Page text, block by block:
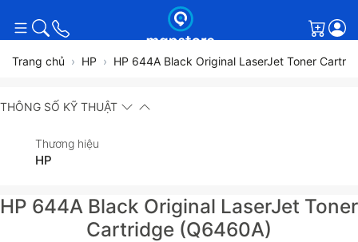
Giỏ
Trang chủ HP HP 644A Black Original LaserJet Toner
THÔNG SỐ KỸ THUẬT
Thương hiệu
HP
HP 644A Black Original LaserJet Toner
Cartridge (Q6460A)